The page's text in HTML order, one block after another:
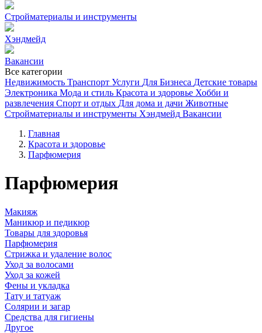
Стройматериалы и инструменты
Хэндмейд
Вакансии
Все категории
Недвижимость Транспорт Услуги Для Бизнеса Детские товары
Электроника Мода и стиль Красота и здоровье Хобби и
развлечения Спорт и отдых Для дома и дачи Животные
Стройматериалы и инструменты Хэндмейд Вакансии
Главная
Красота и здоровье
Парфюмерия
Парфюмерия
Макияж
Маникюр и педикюр
Товары для здоровья
Парфюмерия
Стрижка и удаление волос
Уход за волосами
Уход за кожей
Фены и укладка
Тату и татуаж
Солярии и загар
Средства для гигиены
Другое